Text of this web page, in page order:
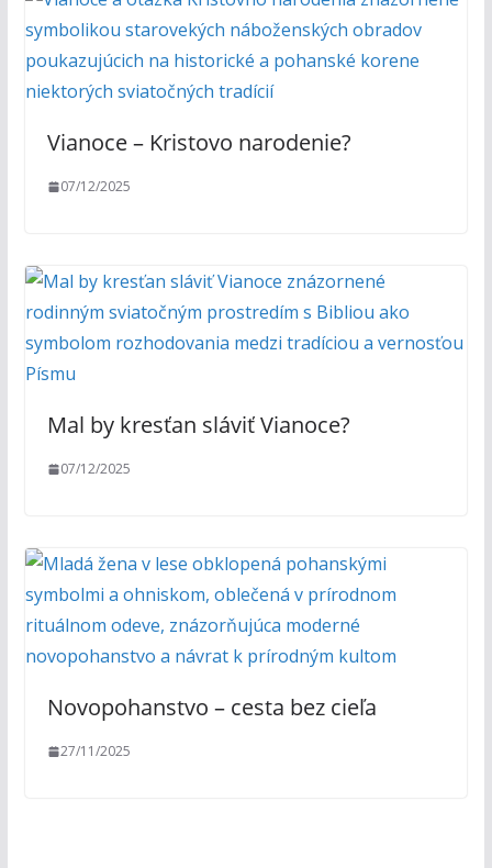
Vianoce – Kristovo narodenie?
07/12/2025
Mal by kresťan sláviť Vianoce?
07/12/2025
Novopohanstvo – cesta bez cieľa
27/11/2025